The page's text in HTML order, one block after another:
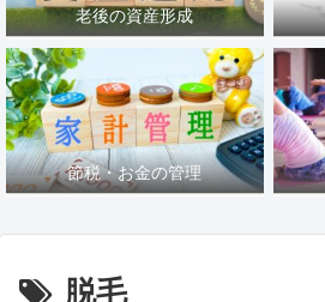
老後の資産形成
節税・お金の管理
脱毛